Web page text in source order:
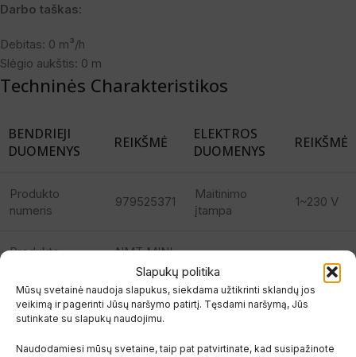
Slapukų politika
Mūsų svetainė naudoja slapukus, siekdama užtikrinti sklandų jos
veikimą ir pagerinti Jūsų naršymo patirtį. Tęsdami naršymą, Jūs
sutinkate su slapukų naudojimu.
Naudodamiesi mūsų svetaine, taip pat patvirtinate, kad susipažinote
Darbo taškas:
Debitas: 0 m³/h
Slėgio aukštis: 0 m
Techninės Charakteristikos
BENDRIEJI
DUOMENYS
REIKŠMĖ
ELEKTROS
DUOMENYS
REIKŠMĖ
Produkto
numeris
979525371
Maitinimo
įtampa
1~230 V
Produkto
NMT MINI
25/60-180
50/60 Hz
Sandarinimo
/
Maksimali
sąnaudos